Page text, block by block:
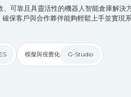
可靠且具靈活性的機器人智能倉庫解決
保客戶與合作夥伴能夠輕鬆上手並實現系
模擬與視覺化 G-Studio